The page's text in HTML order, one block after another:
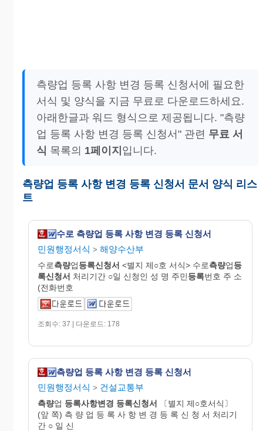
측량업 등록 사항 변경 등록 신청서에 필요한
서식 및 양식을 지금 무료로 다운로드하세요.
아래한글과 워드 형식으로 제공됩니다. "측량
업 등록 사항 변경 등록 신청서" 관련 무료 서
식 목록의 1페이지 입니다.
측량업 등록 사항 변경 등록 신청서 문서 양식 리스
트
수로 측량업 등록 사항 변경 등록 신청서
민원행정서식 > 해양수산부
수로측량업등록신청서 <별지 제○호 서식> 수로측량업등
록신청서 처리기간 ○일 신청인 성 명 주민등록번호 주 소
(전화번호
조회수: 37 | 다운로드: 178
측량업 등록 사항 변경 등록 신청서
민원행정서식 > 건설교통부
측량업 등록사항변경 등록신청서 〔별지 제○호서식〕
(앞 쪽) 측 량 업 등 록 사 항 변 경 등 록 신 청 서 처리기
간 ○ 일 신